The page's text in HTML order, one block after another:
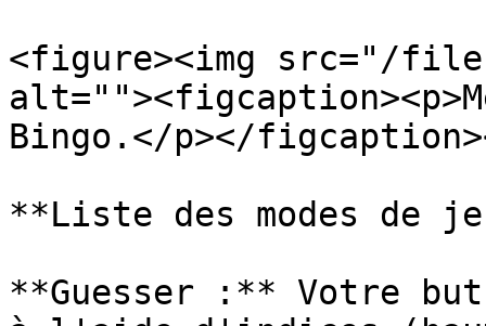
<figure><img src="/
Bingo.</p></
**Liste des modes de
**Guesser :** Votre